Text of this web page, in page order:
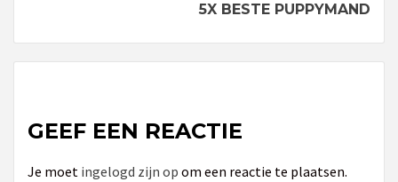
5X BESTE PUPPYMAND
GEEF EEN REACTIE
Je moet ingelogd zijn op om een reactie te plaatsen.